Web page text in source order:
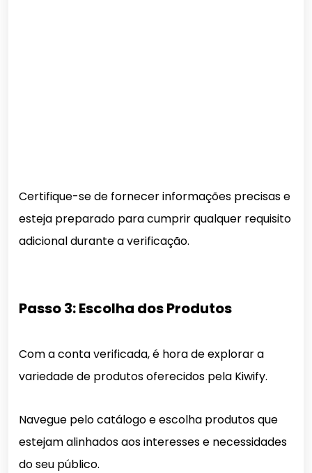
Certifique-se de fornecer informações precisas e
esteja preparado para cumprir qualquer requisito
adicional durante a verificação.
Passo 3: Escolha dos Produtos
Com a conta verificada, é hora de explorar a
variedade de produtos oferecidos pela Kiwify.
Navegue pelo catálogo e escolha produtos que
estejam alinhados aos interesses e necessidades
do seu público.